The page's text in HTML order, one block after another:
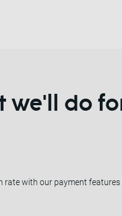
we'll do
with our payment